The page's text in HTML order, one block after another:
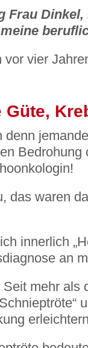
Frau
vor vier
Güte,
denn
Bedrohung
das waren
innerlich
an
Seit mehr als